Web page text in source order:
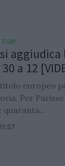
CUP
aggiudica
a 12
europeo
Per